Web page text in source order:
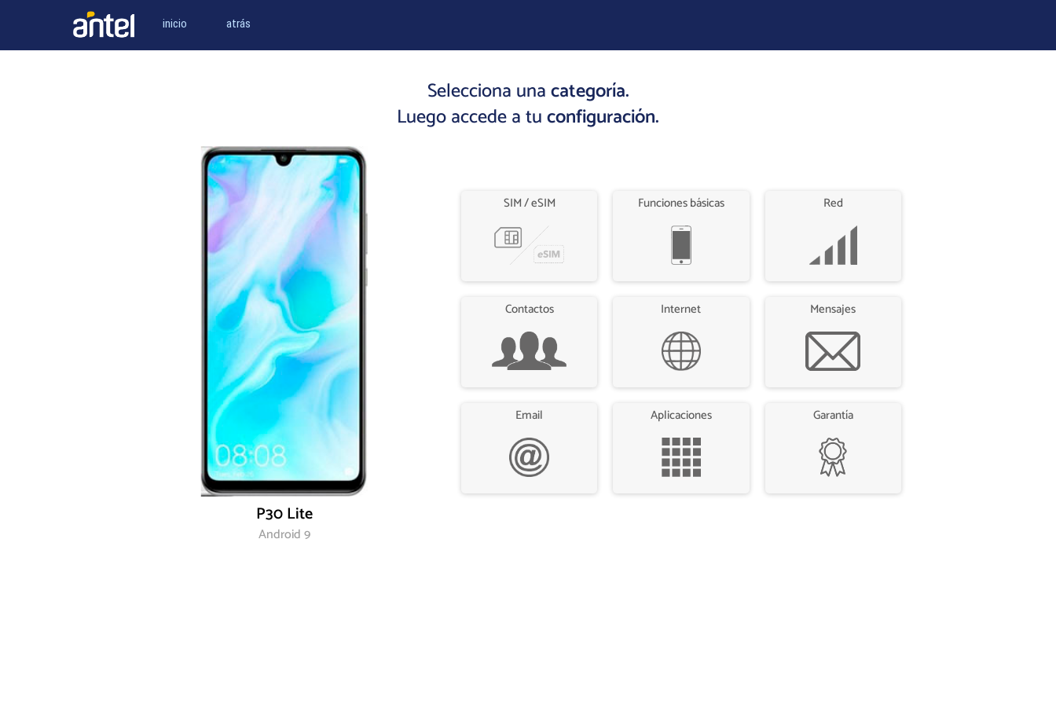
inicio atrás
Selecciona unacategoría.
Luego accede a tuconfiguración.
P30 Lite
Android 9
SIM / eSIM Funciones básicas Red
Contactos Internet Mensajes
Email Aplicaciones Garantía